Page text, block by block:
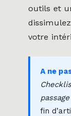
outils et
votre
A ne
fin